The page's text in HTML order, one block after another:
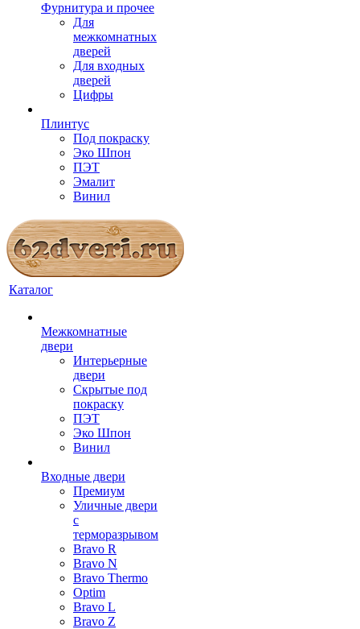
Фурнитура и прочее
Для
межкомнатных
дверей
Для входных
дверей
Цифры
Плинтус
Под покраску
Эко Шпон
ПЭТ
Эмалит
Винил
Каталог
Межкомнатные
двери
Интерьерные
двери
Скрытые под
покраску
ПЭТ
Эко Шпон
Винил
Входные двери
Премиум
Уличные двери
с
терморазрывом
Bravo R
Bravo N
Bravo Thermo
Optim
Bravo L
Bravo Z